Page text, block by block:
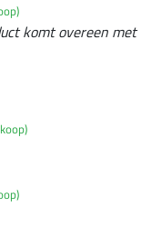
komt overeen met